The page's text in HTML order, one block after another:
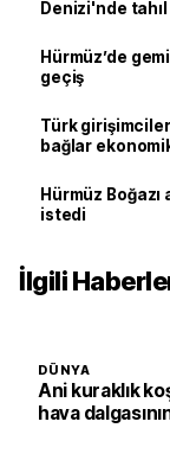
Denizi'nde
Hürmüz’de
geçiş
Türk
bağlar
Hürmüz
istedi
İlgili
DÜNYA
Ani kuraklık
hava